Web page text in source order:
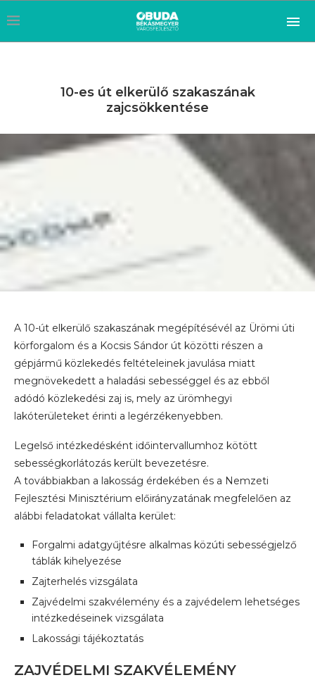
10-es út elkerülő szakaszának
zajcsökkentése
A 10-út elkerülő szakaszának megépítésévél az Ürömi úti
körforgalom és a Kocsis Sándor út közötti részen a
gépjármű közlekedés feltételeinek javulása miatt
megnövekedett a haladási sebességgel és az ebből
adódó közlekedési zaj is, mely az ürömhegyi
lakóterületeket érinti a legérzékenyebben.
Legelső intézkedésként időintervallumhoz kötött
sebességkorlátozás került bevezetésre.
A továbbiakban a lakosság érdekében és a Nemzeti
Fejlesztési Minisztérium előirányzatának megfelelően az
alábbi feladatokat vállalta kerület:
Forgalmi adatgyűjtésre alkalmas közúti sebességjelző
táblák kihelyezése
Zajterhelés vizsgálata
Zajvédelmi szakvélemény és a zajvédelem lehetséges
intézkedéseinek vizsgálata
Lakossági tájékoztatás
ZAJVÉDELMI SZAKVÉLEMÉNY